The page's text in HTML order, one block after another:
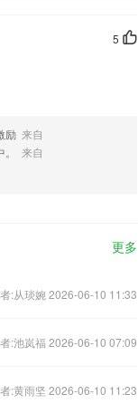
5
励 来自
来自
更多
:从琰婉 2026-06-10 11:33
:池岚福 2026-06-10 07:09
:黄雨坚 2026-06-10 11:23